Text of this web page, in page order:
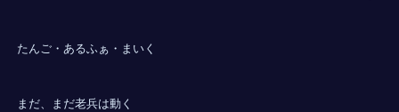
たんご・あるふぁ・まいく
まだ、まだ老兵は動く